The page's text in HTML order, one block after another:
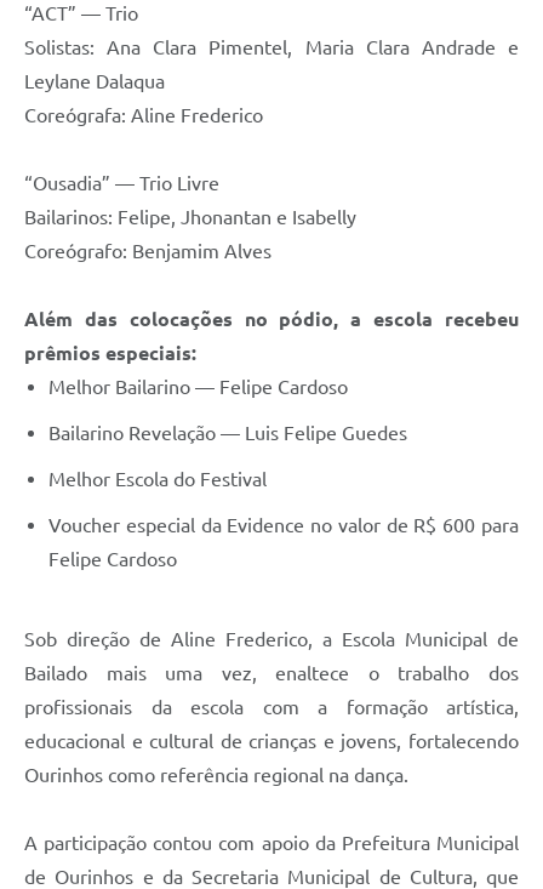
“ACT” — Trio
Solistas: Ana Clara Pimentel, Maria Clara Andrade e
Leylane Dalaqua
Coreógrafa: Aline Frederico
“Ousadia” — Trio Livre
Bailarinos: Felipe, Jhonantan e Isabelly
Coreógrafo: Benjamim Alves
Além das colocações no pódio, a escola recebeu
prêmios especiais:
Melhor Bailarino — Felipe Cardoso
Bailarino Revelação — Luis Felipe Guedes
Melhor Escola do Festival
Voucher especial da Evidence no valor de R$ 600 para
Felipe Cardoso
Sob direção de Aline Frederico, a Escola Municipal de
Bailado mais uma vez, enaltece o trabalho dos
profissionais da escola com a formação artística,
educacional e cultural de crianças e jovens, fortalecendo
Ourinhos como referência regional na dança.
A participação contou com apoio da Prefeitura Municipal
de Ourinhos e da Secretaria Municipal de Cultura, que